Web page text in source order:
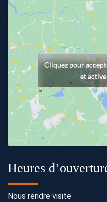
Cliquez pour
et
Heures
Nous rendre visite